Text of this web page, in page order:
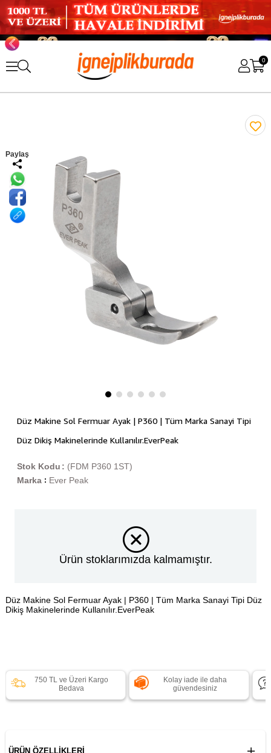
0
Paylaş
Düz Makine Sol Fermuar Ayak | P360 | Tüm Marka Sanayi Tipi
Düz Dikiş Makinelerinde Kullanılır.EverPeak
(FDM P360 1ST)
Stok Kodu
Marka : Ever Peak
Ürün stoklarımızda kalmamıştır.
Düz Makine Sol Fermuar Ayak | P360 | Tüm Marka Sanayi Tipi Düz
Dikiş Makinelerinde Kullanılır.EverPeak
750 TL ve Üzeri Kargo
Bedava
Kolay iade ile daha
güvendesiniz
ÜRÜN ÖZELLIKLERI